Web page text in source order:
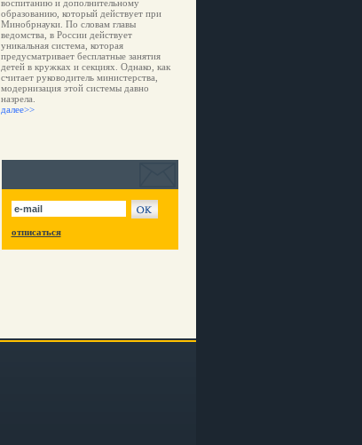
воспитанию и дополнительному
образованию, который действует при
Минобрнауки. По словам главы
ведомства, в России действует
уникальная система, которая
предусматривает бесплатные занятия
детей в кружках и секциях. Однако, как
считает руководитель министерства,
модернизация этой системы давно
назрела.
далее>>
отписаться